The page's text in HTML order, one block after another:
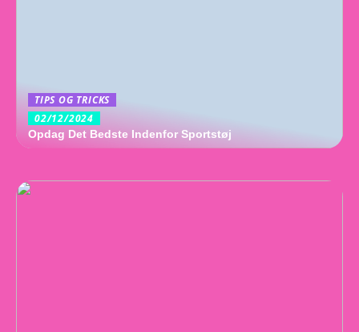
TIPS OG TRICKS
02/12/2024
Opdag Det Bedste Indenfor Sportstøj